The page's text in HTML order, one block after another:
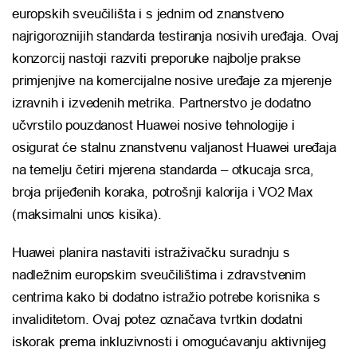
europskih sveučilišta i s jednim od znanstveno
najrigoroznijih standarda testiranja nosivih uređaja. Ovaj
konzorcij nastoji razviti preporuke najbolje prakse
primjenjive na komercijalne nosive uređaje za mjerenje
izravnih i izvedenih metrika. Partnerstvo je dodatno
učvrstilo pouzdanost Huawei nosive tehnologije i
osigurat će stalnu znanstvenu valjanost Huawei uređaja
na temelju četiri mjerena standarda – otkucaja srca,
broja prijeđenih koraka, potrošnji kalorija i VO2 Max
(maksimalni unos kisika).
Huawei planira nastaviti istraživačku suradnju s
nadležnim europskim sveučilištima i zdravstvenim
centrima kako bi dodatno istražio potrebe korisnika s
invaliditetom. Ovaj potez označava tvrtkin dodatni
iskorak prema inkluzivnosti i omogućavanju aktivnijeg